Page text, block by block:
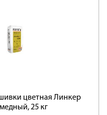
цветная Линкер
25 кг